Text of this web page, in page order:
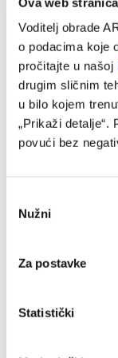
Voditelj obrade
o podacima koje
pročitajte u našoj
drugim sličnim
u bilo kojem
„Prikaži detalje“.
povući bez
Selection
Nužni
Za postavke
Statistički
Gotova
postigli dogovor
06/08/2026